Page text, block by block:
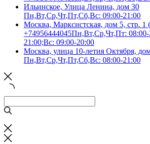
Ильинское, Улица Ленина, дом 30
Пн,Вт,Ср,Чт,Пт,Сб,Вс: 09:00-21:00
Москва, Марксистская, дом 5, стр. 1
+74956444045Пн,Вт,Ср,Чт,Пт: 08:00-
21:00;Вс: 09:00-20:00
Москва, улица 10-летия Октября,
Пн,Вт,Ср,Чт,Пт,Сб,Вс: 08:00-21:00